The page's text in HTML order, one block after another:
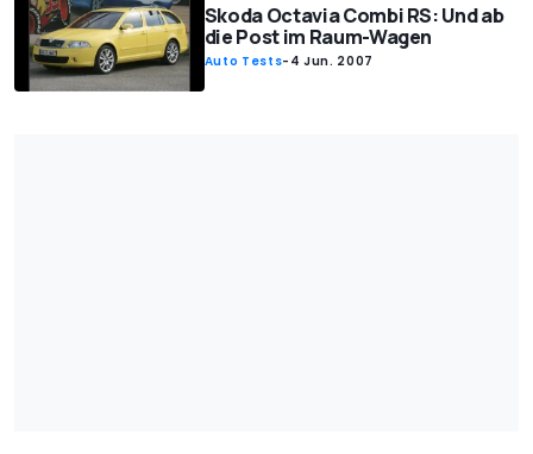
Skoda Octavia Combi RS: Und ab
die Post im Raum-Wagen
Auto Tests- 4 Jun. 2007